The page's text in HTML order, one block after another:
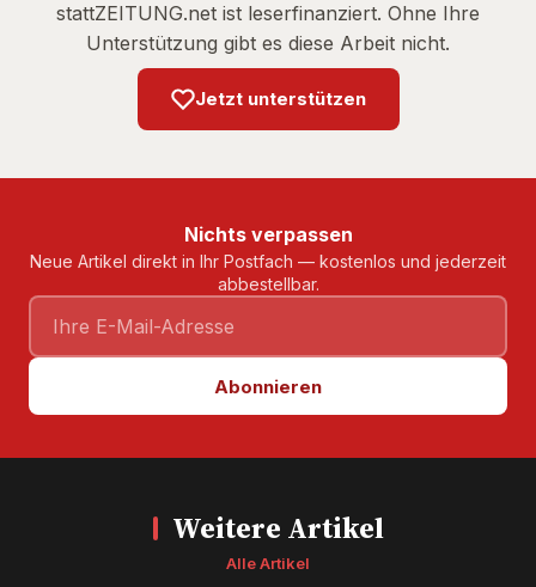
stattZEITUNG.net ist leserfinanziert. Ohne Ihre
Unterstützung gibt es diese Arbeit nicht.
Jetzt unterstützen
Nichts verpassen
Neue Artikel direkt in Ihr Postfach — kostenlos und jederzeit
abbestellbar.
Abonnieren
Weitere Artikel
Alle Artikel